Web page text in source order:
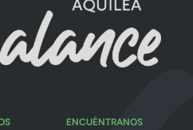
ENCUÉNTRANOS